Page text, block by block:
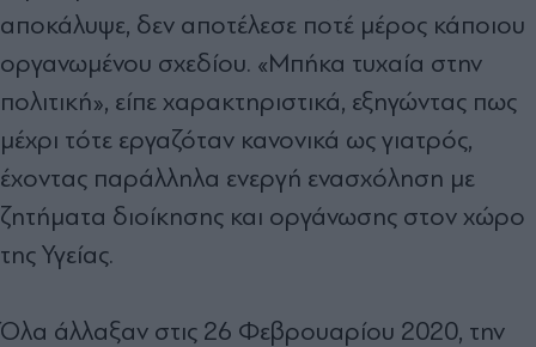
αποκάλυψε, δεν αποτέλεσε ποτέ μέρος κάποιου
οργανωμένου σχεδίου. «Μπήκα τυχαία στην
πολιτική», είπε χαρακτηριστικά, εξηγώντας πως
μέχρι τότε εργαζόταν κανονικά ως γιατρός,
έχοντας παράλληλα ενεργή ενασχόληση με
ζητήματα διοίκησης και οργάνωσης στον χώρο
της Υγείας.
Όλα άλλαξαν στις 26 Φεβρουαρίου 2020, την